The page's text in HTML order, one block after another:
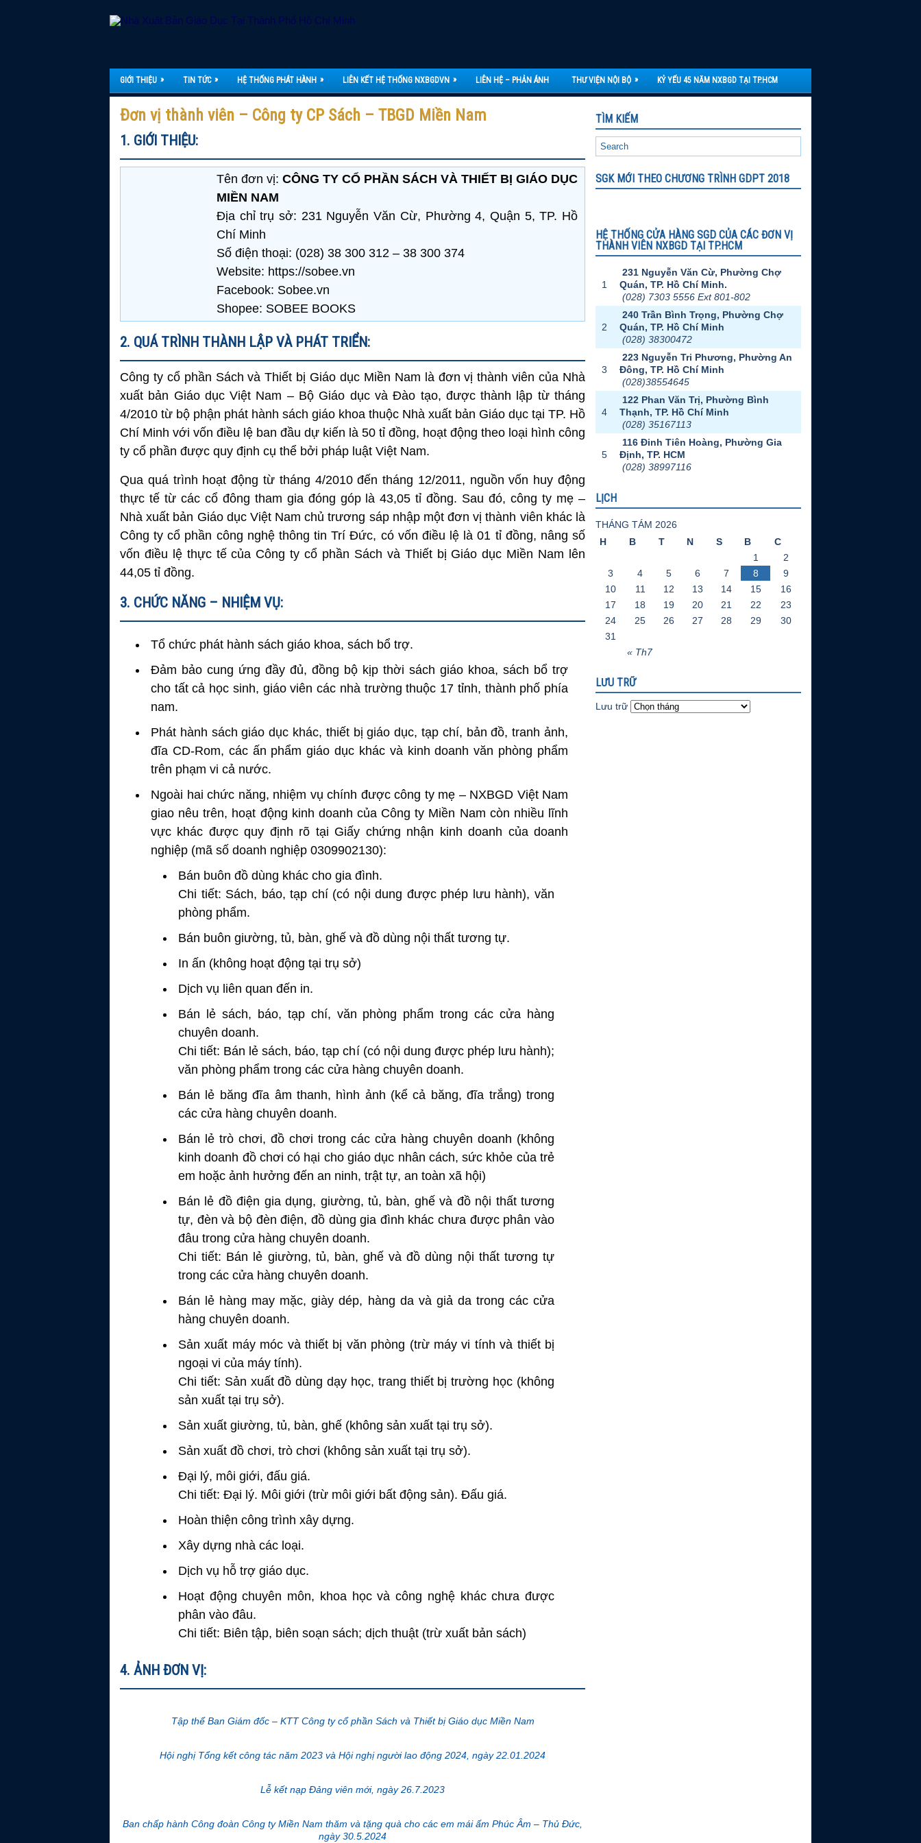
GIỚI THIỆU » TIN TỨC » HỆ THỐNG PHÁT HÀNH » LIÊN KẾT HỆ THỐNG NXBGDVN » LIÊN HỆ – PHẢN ÁNH THƯ VIỆN NỘI BỘ » KỶ YẾU 45 NĂM NXBGD TẠI TP.HCM
Đơn vị thành viên – Công ty CP Sách – TBGD Miền Nam
1. GIỚI THIỆU:
Tên đơn vị: CÔNG TY CỔ PHẦN SÁCH VÀ THIẾT BỊ GIÁO DỤC
MIỀN NAM
Địa chỉ trụ sở: 231 Nguyễn Văn Cừ, Phường 4, Quận 5, TP. Hồ
Chí Minh
Số điện thoại: (028) 38 300 312 – 38 300 374
Website: https://sobee.vn
Facebook: Sobee.vn
Shopee: SOBEE BOOKS
2. QUÁ TRÌNH THÀNH LẬP VÀ PHÁT TRIỂN:
Công ty cổ phần Sách và Thiết bị Giáo dục Miền Nam là đơn vị thành viên của Nhà
xuất bản Giáo dục Việt Nam – Bộ Giáo dục và Đào tạo, được thành lập từ tháng
4/2010 từ bộ phận phát hành sách giáo khoa thuộc Nhà xuất bản Giáo dục tại TP. Hồ
Chí Minh với vốn điều lệ ban đầu dự kiến là 50 tỉ đồng, hoạt động theo loại hình công
ty cổ phần được quy định cụ thể bởi pháp luật Việt Nam.
Qua quá trình hoạt động từ tháng 4/2010 đến tháng 12/2011, nguồn vốn huy động
thực tế từ các cổ đông tham gia đóng góp là 43,05 tỉ đồng. Sau đó, công ty mẹ –
Nhà xuất bản Giáo dục Việt Nam chủ trương sáp nhập một đơn vị thành viên khác là
Công ty cổ phần công nghệ thông tin Trí Đức, có vốn điều lệ là 01 tỉ đồng, nâng số
vốn điều lệ thực tế của Công ty cổ phần Sách và Thiết bị Giáo dục Miền Nam lên
44,05 tỉ đồng.
3. CHỨC NĂNG – NHIỆM VỤ:
Tổ chức phát hành sách giáo khoa, sách bổ trợ.
Đảm bảo cung ứng đầy đủ, đồng bộ kịp thời sách giáo khoa, sách bổ trợ
cho tất cả học sinh, giáo viên các nhà trường thuộc 17 tỉnh, thành phố phía
nam.
Phát hành sách giáo dục khác, thiết bị giáo dục, tạp chí, bản đồ, tranh ảnh,
đĩa CD-Rom, các ấn phẩm giáo dục khác và kinh doanh văn phòng phẩm
trên phạm vi cả nước.
Ngoài hai chức năng, nhiệm vụ chính được công ty mẹ – NXBGD Việt Nam
giao nêu trên, hoạt động kinh doanh của Công ty Miền Nam còn nhiều lĩnh
vực khác được quy định rõ tại Giấy chứng nhận kinh doanh của doanh
nghiệp (mã số doanh nghiệp 0309902130):
Bán buôn đồ dùng khác cho gia đình.
Chi tiết: Sách, báo, tạp chí (có nội dung được phép lưu hành), văn
phòng phẩm.
Bán buôn giường, tủ, bàn, ghế và đồ dùng nội thất tương tự.
In ấn (không hoạt động tại trụ sở)
Dịch vụ liên quan đến in.
Bán lẻ sách, báo, tạp chí, văn phòng phẩm trong các cửa hàng
chuyên doanh.
Chi tiết: Bán lẻ sách, báo, tạp chí (có nội dung được phép lưu hành);
văn phòng phẩm trong các cửa hàng chuyên doanh.
Bán lẻ băng đĩa âm thanh, hình ảnh (kể cả băng, đĩa trắng) trong
các cửa hàng chuyên doanh.
Bán lẻ trò chơi, đồ chơi trong các cửa hàng chuyên doanh (không
kinh doanh đồ chơi có hại cho giáo dục nhân cách, sức khỏe của trẻ
em hoặc ảnh hưởng đến an ninh, trật tự, an toàn xã hội)
Bán lẻ đồ điện gia dụng, giường, tủ, bàn, ghế và đồ nội thất tương
tự, đèn và bộ đèn điện, đồ dùng gia đình khác chưa được phân vào
đâu trong cửa hàng chuyên doanh.
Chi tiết: Bán lẻ giường, tủ, bàn, ghế và đồ dùng nội thất tương tự
trong các cửa hàng chuyên doanh.
Bán lẻ hàng may mặc, giày dép, hàng da và giả da trong các cửa
hàng chuyên doanh.
Sản xuất máy móc và thiết bị văn phòng (trừ máy vi tính và thiết bị
ngoại vi của máy tính).
Chi tiết: Sản xuất đồ dùng dạy học, trang thiết bị trường học (không
sản xuất tại trụ sở).
Sản xuất giường, tủ, bàn, ghế (không sản xuất tại trụ sở).
Sản xuất đồ chơi, trò chơi (không sản xuất tại trụ sở).
Đại lý, môi giới, đấu giá.
Chi tiết: Đại lý. Môi giới (trừ môi giới bất động sản). Đấu giá.
Hoàn thiện công trình xây dựng.
Xây dựng nhà các loại.
Dịch vụ hỗ trợ giáo dục.
Hoạt động chuyên môn, khoa học và công nghệ khác chưa được
phân vào đâu.
Chi tiết: Biên tập, biên soạn sách; dịch thuật (trừ xuất bản sách)
4. ẢNH ĐƠN VỊ:
Tập thể Ban Giám đốc – KTT Công ty cổ phần Sách và Thiết bị Giáo dục Miền Nam
Hội nghị Tổng kết công tác năm 2023 và Hội nghị người lao động 2024, ngày 22.01.2024
Lễ kết nạp Đảng viên mới, ngày 26.7.2023
Ban chấp hành Công đoàn Công ty Miền Nam thăm và tặng quà cho các em mái ấm Phúc Âm – Thủ Đức,
ngày 30.5.2024
TÌM KIẾM
SGK MỚI THEO CHƯƠNG TRÌNH GDPT 2018
HỆ THỐNG CỬA HÀNG SGD CỦA CÁC ĐƠN VỊ
THÀNH VIÊN NXBGD TẠI TP.HCM
1
231 Nguyễn Văn Cừ, Phường Chợ
Quán, TP. Hồ Chí Minh.
(028) 7303 5556 Ext 801-802
2
240 Trần Bình Trọng, Phường Chợ
Quán, TP. Hồ Chí Minh
(028) 38300472
3
223 Nguyễn Tri Phương, Phường An
Đông, TP. Hồ Chí Minh
(028)38554645
4
122 Phan Văn Trị, Phường Bình
Thạnh, TP. Hồ Chí Minh
(028) 35167113
5
116 Đinh Tiên Hoàng, Phường Gia
Định, TP. HCM
(028) 38997116
LỊCH
THÁNG TÁM 2026
H
B T N S B C
« Th7
1
2
3
4 5 6 7 8
9
10
11 12 13 14 15
16
17
18 19 20 21 22
23
24
25 26 27 28 29
30
31
LƯU TRỮ
Lưu trữ